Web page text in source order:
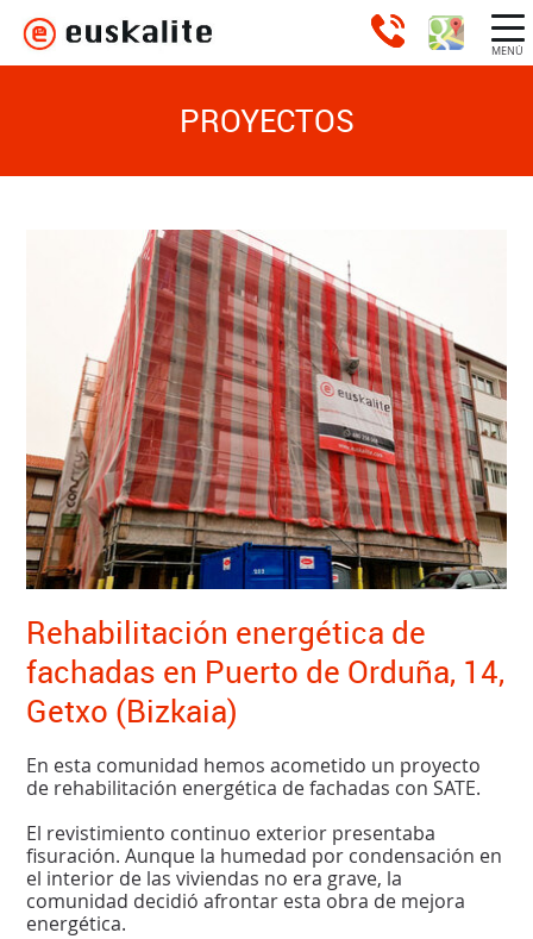
MENÚ
PROYECTOS
Rehabilitación energética de
fachadas en Puerto de Orduña, 14,
Getxo (Bizkaia)
En esta comunidad hemos acometido un proyecto
de rehabilitación energética de fachadas con SATE.
El revistimiento continuo exterior presentaba
fisuración. Aunque la humedad por condensación en
el interior de las viviendas no era grave, la
comunidad decidió afrontar esta obra de mejora
energética.